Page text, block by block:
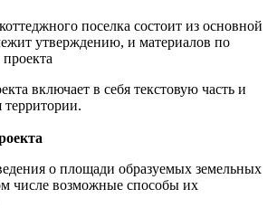
поселка состоит из основной
утверждению, и материалов по
включает в себя текстовую часть и
о площади образуемых земельных
числе возможные способы их